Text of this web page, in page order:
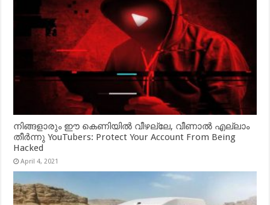
നിങ്ങളാരും ഈ കെണിയിൽ വീഴല്ലേ, വീണാൽ എല്ലാം
തീർന്നു YouTubers: Protect Your Account From Being
Hacked
April 4, 2021